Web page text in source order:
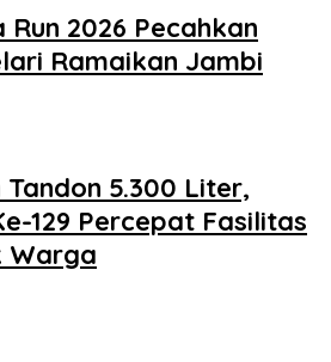
2026 Pecahkan
Ramaikan Jambi
5.300 Liter,
129 Percepat Fasilitas
Warga